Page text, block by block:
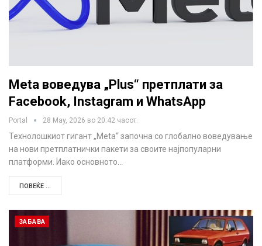
Meta воведува „Plus“ претплати за
Facebook, Instagram и WhatsApp
Portal 28 May, 2026 во 20:42 часот.
Технолошкиот гигант „Meta“ започна со глобално воведување
на нови претплатнички пакети за своите најпопуларни
платформи. Иако основното…
ПОВЕЌЕ ...
ЗАБАВА